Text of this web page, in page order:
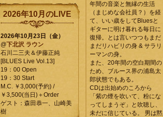
2026年10月のLIVE
2026年10月23日（金）
@下北沢 ラウン
石川二三夫＆伊藤正純
[BLUES Live Vol.13]
19：00 Open
19：30 Start
M.C. ￥3,000(予約) /
￥3,500(当日)＋Order
ゲスト：森田恭一、山崎美
樹
年間の音楽と無縁の生活
（まじめな会社員？）を経
て、いい歳をしてBluesと
ギターに明け暮れる毎日に
復帰。とは言いつつもまだ
まだリハビリの身 & サラリ
ーマンの身。
また、20年間の空白期間の
ため、ブルース界の浦島太
郎状態でもある。
CDは出始めのころから
「紫の煙を吹いて、粉にな
ってしまうぞ」と吹聴し、
未だに信じている。 男は黙